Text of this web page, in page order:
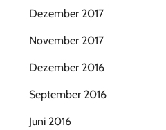
Dezember 2017
November 2017
Dezember 2016
September 2016
Juni 2016